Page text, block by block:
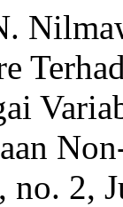
no. 2,